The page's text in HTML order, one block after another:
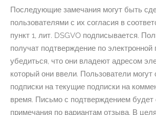
Последующие замечания могут быть
пользователями с их согласия в
пункт 1, лит. DSGVO подписывается.
получат подтверждение по электронной
убедиться, что они владеют адресом
который они ввели. Пользователи могут
подписки на текущие подписки на
время. Письмо с подтверждением будет
примечания по вариантам отзыва. В